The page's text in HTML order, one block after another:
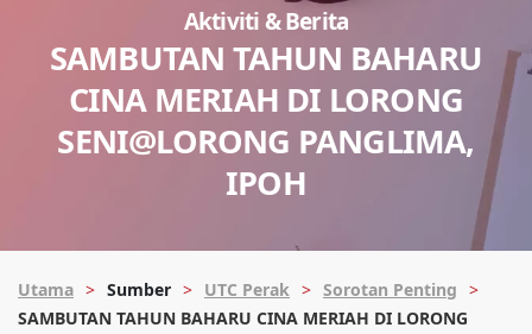
Aktiviti & Berita
SAMBUTAN TAHUN BAHARU
CINA MERIAH DI LORONG
SENI@LORONG PANGLIMA,
IPOH
Utama Sumber UTC Perak
Sorotan Penting
SAMBUTAN TAHUN BAHARU CINA MERIAH DI LORONG